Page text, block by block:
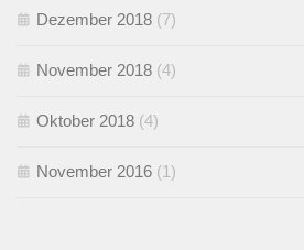
Dezember 2018 (7)
November 2018 (4)
Oktober 2018 (4)
November 2016 (1)